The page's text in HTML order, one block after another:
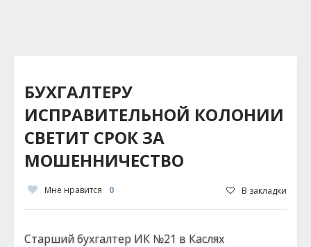
БУХГАЛТЕРУ
ИСПРАВИТЕЛЬНОЙ КОЛОНИИ
СВЕТИТ СРОК ЗА
МОШЕННИЧЕСТВО
Мне нравится 0 В закладки
Старший бухгалтер ИК №21 в Каслях